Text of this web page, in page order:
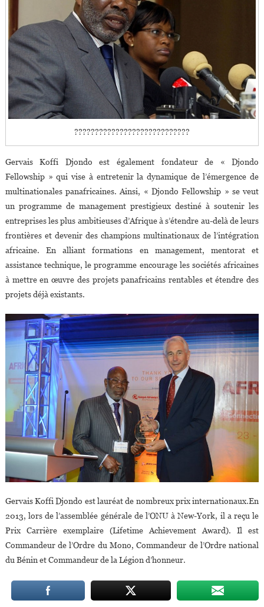
????????????????????????????
Gervais Koffi Djondo est également fondateur de « Djondo
Fellowship » qui vise à entretenir la dynamique de l’émergence de
multinationales panafricaines. Ainsi, « Djondo Fellowship » se veut
un programme de management prestigieux destiné à soutenir les
entreprises les plus ambitieuses d’Afrique à s’étendre au-delà de leurs
frontières et devenir des champions multinationaux de l’intégration
africaine. En alliant formations en management, mentorat et
assistance technique, le programme encourage les sociétés africaines
à mettre en œuvre des projets panafricains rentables et étendre des
projets déjà existants.
Gervais Koffi Djondo est lauréat de nombreux prix internationaux.En
2013, lors de l’assemblée générale de l’ONU à New-York, il a reçu le
Prix Carrière exemplaire (Lifetime Achievement Award). Il est
Commandeur de l’Ordre du Mono, Commandeur de l’Ordre national
du Bénin et Commandeur de la Légion d’honneur.